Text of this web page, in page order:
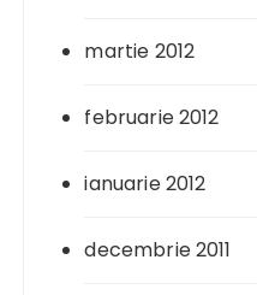
martie 2012
februarie 2012
ianuarie 2012
decembrie 2011